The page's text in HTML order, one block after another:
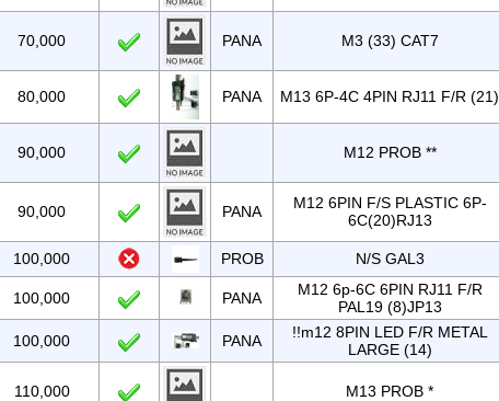
70,000 PANA M3 (33) CAT7
80,000 PANA M13 6P-4C 4PIN RJ11 F/R (21)
90,000 M12 PROB **
90,000 PANA
M12 6PIN F/S PLASTIC 6P-
6C(20)RJ13
100,000 PROB N/S GAL3
100,000 PANA
M12 6p-6C 6PIN RJ11 F/R
PAL19 (8)JP13
100,000 PANA
!!m12 8PIN LED F/R METAL
LARGE (14)
110,000 M13 PROB *